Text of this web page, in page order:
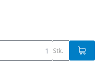
Stk.